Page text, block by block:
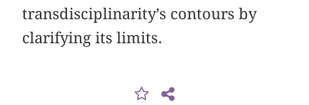
transdisciplinarity’s contours by
clarifying its limits.